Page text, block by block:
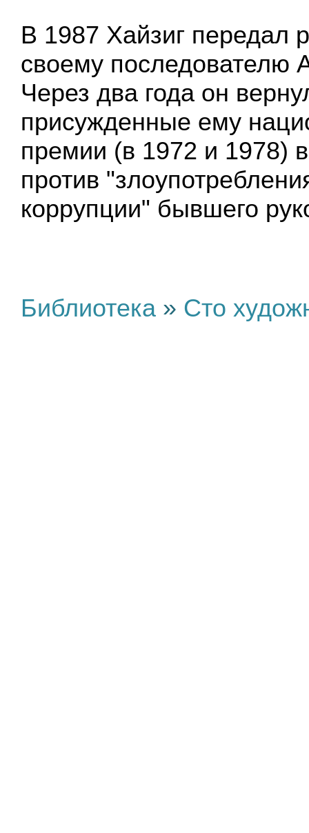
В 1987 Хайзиг передал
своему последователю
Через два года он
присужденные ему
премии (в 1972 и 1978)
против
коррупции" бывшего
Библиотека » Сто